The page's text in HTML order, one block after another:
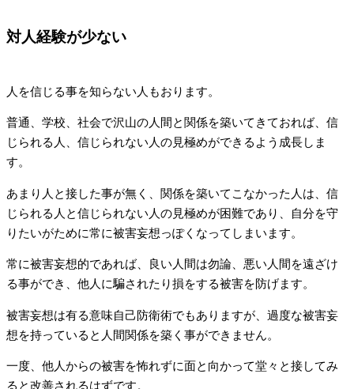
対人経験が少ない
人を信じる事を知らない人もおります。
普通、学校、社会で沢山の人間と関係を築いてきておれば、信
じられる人、信じられない人の見極めができるよう成長しま
す。
あまり人と接した事が無く、関係を築いてこなかった人は、信
じられる人と信じられない人の見極めが困難であり、自分を守
りたいがために常に被害妄想っぽくなってしまいます。
常に被害妄想的であれば、良い人間は勿論、悪い人間を遠ざけ
る事ができ、他人に騙されたり損をする被害を防げます。
被害妄想は有る意味自己防衛術でもありますが、過度な被害妄
想を持っていると人間関係を築く事ができません。
一度、他人からの被害を怖れずに面と向かって堂々と接してみ
ると改善されるはずです。